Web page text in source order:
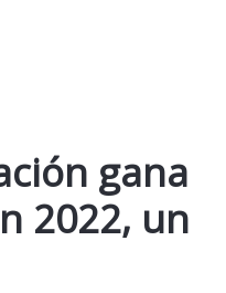
gana
2022, un